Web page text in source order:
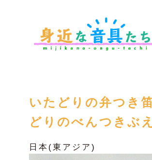
いたどりの弁つき
どりのべんつきぶ
日本(東アジア)